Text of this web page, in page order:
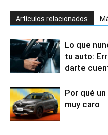
Artículos relacionados
Lo que
tu auto:
darte
Por qué
muy caro